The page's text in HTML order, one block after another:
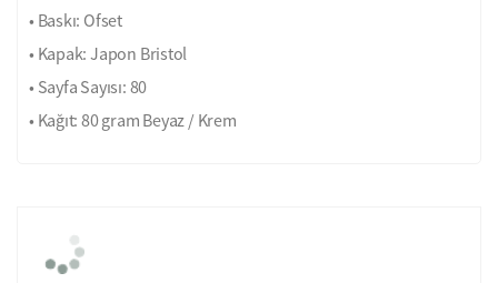
• Baskı: Ofset
• Kapak: Japon Bristol
• Sayfa Sayısı: 80
• Kağıt: 80 gram Beyaz / Krem